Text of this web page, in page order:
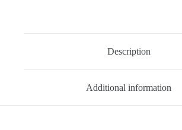
Description
Additional information